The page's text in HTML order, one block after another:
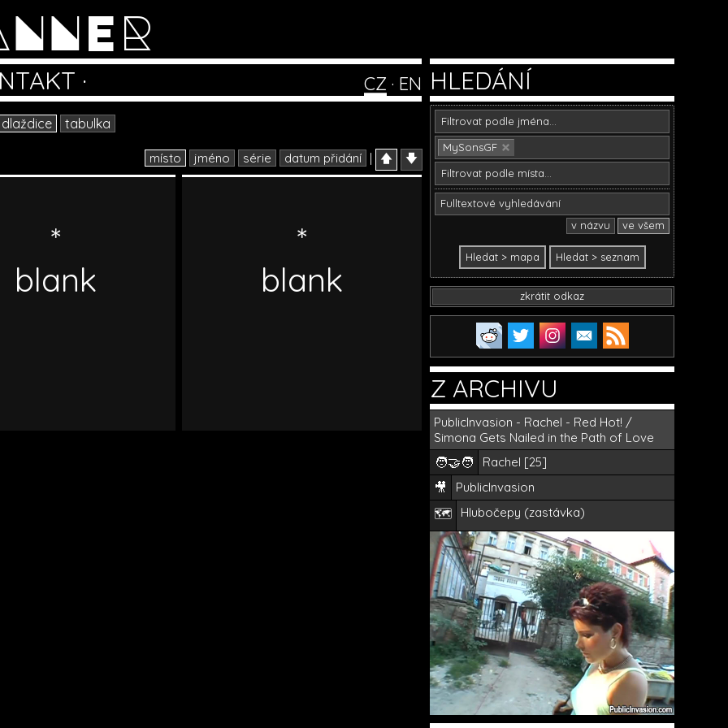
· CZ · EN
dlaždice tabulka
místo jméno série datum přidání | 🡅 🡇
*
blank
*
blank
HLEDÁNÍ
MySonsGF
v názvu ve všem
zkrátit odkaz
Z ARCHIVU
PublicInvasion - Rachel - Red Hot! /
Simona Gets Nailed in the Path of Love
🧑‍🤝‍🧑 Rachel [25]
🎥 PublicInvasion
🗺️ Hlubočepy (zastávka)